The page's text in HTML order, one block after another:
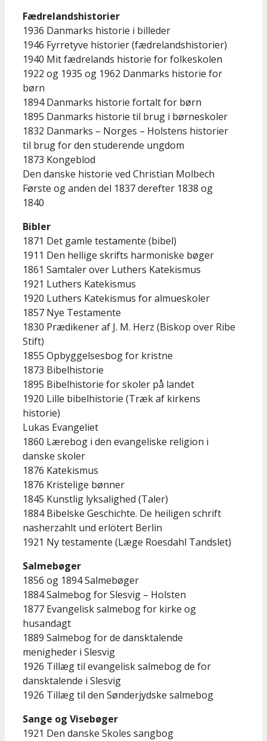
Fædrelandshistorier
1936 Danmarks historie i billeder
1946 Fyrretyve historier (fædrelandshistorier)
1940 Mit fædrelands historie for folkeskolen
1922 og 1935 og 1962 Danmarks historie for
børn
1894 Danmarks historie fortalt for børn
1895 Danmarks historie til brug i børneskoler
1832 Danmarks – Norges – Holstens historier
til brug for den studerende ungdom
1873 Kongeblod
Den danske historie ved Christian Molbech
Første og anden del 1837 derefter 1838 og
1840
Bibler
1871 Det gamle testamente (bibel)
1911 Den hellige skrifts harmoniske bøger
1861 Samtaler over Luthers Katekismus
1921 Luthers Katekismus
1920 Luthers Katekismus for almueskoler
1857 Nye Testamente
1830 Prædikener af J. M. Herz (Biskop over Ribe
Stift)
1855 Opbyggelsesbog for kristne
1873 Bibelhistorie
1895 Bibelhistorie for skoler på landet
1920 Lille bibelhistorie (Træk af kirkens
historie)
Lukas Evangeliet
1860 Lærebog i den evangeliske religion i
danske skoler
1876 Katekismus
1876 Kristelige bønner
1845 Kunstlig lyksalighed (Taler)
1884 Bibelske Geschichte. De heiligen schrift
nasherzahlt und erlötert Berlin
1921 Ny testamente (Læge Roesdahl Tandslet)
Salmebøger
1856 og 1894 Salmebøger
1884 Salmebog for Slesvig – Holsten
1877 Evangelisk salmebog for kirke og
husandagt
1889 Salmebog for de dansktalende
menigheder i Slesvig
1926 Tillæg til evangelisk salmebog de for
dansktalende i Slesvig
1926 Tillæg til den Sønderjydske salmebog
Sange og Visebøger
1921 Den danske Skoles sangbog